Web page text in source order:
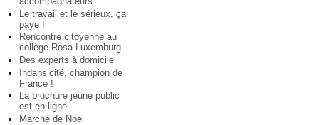
Le travail et le sérieux, ça
paye !
Rencontre citoyenne au
collège Rosa Luxemburg
Des experts à domicile
Indans’cité, champion de
France !
La brochure jeune public
est en ligne
Marché de Noël